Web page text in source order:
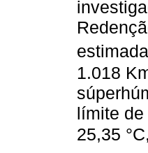
1.018
límite de
25,35